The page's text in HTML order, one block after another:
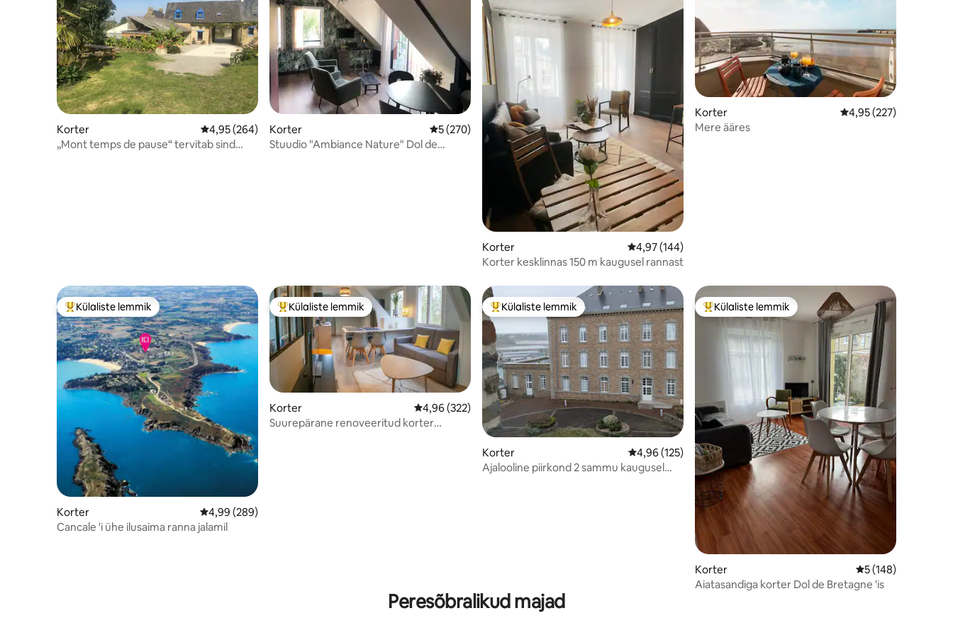
Korter Keskmine hinnang 4,95/5, 264 hinnangut
4,95 (264)
„Mont temps de pause“ tervitab sind
Korter Keskmine hinnang 5/5, 270 hinnangut
5 (270)
Stuudio "Ambiance Nature" Dol de
Korter Keskmine hinnang 4,97/5, 144 hinnangut
4,97 (144)
Korter kesklinnas 150 m kaugusel rannast
Korter Keskmine hinnang
4,95 (227)
Mere ääres
Külaliste suur lemmik
Külaliste lemmik
Korter Keskmine hinnang 4,99/5, 289 hinnangut
4,99 (289)
Cancale 'i ühe ilusaima ranna jalamil
Külaliste suur lemmik
Külaliste lemmik
Korter Keskmine hinnang 4,96/5, 322 hinnangut
4,96 (322)
Suurepärane renoveeritud korter
Külaliste suur lemmik
Külaliste lemmik
Korter Keskmine hinnang 4,96/5, 125 hinnangut
4,96 (125)
Ajalooline piirkond 2 sammu kaugusel
Külaliste suur lemmik
Külaliste lemmik
Korter Keskmine hinnang
5 (148)
Aiatasandiga korter Dol de Bretagne 'is
Peresõbralikud majad